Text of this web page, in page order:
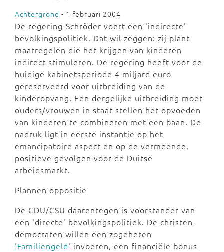
Achtergrond - 1 februari 2004
De regering-Schröder voert een 'indirecte'
bevolkingspolitiek. Dat wil zeggen: zij plant
maatregelen die het krijgen van kinderen
indirect stimuleren. De regering heeft voor de
huidige kabinetsperiode 4 miljard euro
gereserveerd voor uitbreiding van de
kinderopvang. Een dergelijke uitbreiding moet
ouders/vrouwen in staat stellen het opvoeden
van kinderen te combineren met een baan. De
nadruk ligt in eerste instantie op het
emancipatoire aspect en op de vermeende,
positieve gevolgen voor de Duitse
arbeidsmarkt.
Plannen oppositie
De CDU/CSU daarentegen is voorstander van
een 'directe' bevolkingspolitiek. De christen-
democraten willen een zogeheten
'Familiengeld' invoeren, een financiële bonus